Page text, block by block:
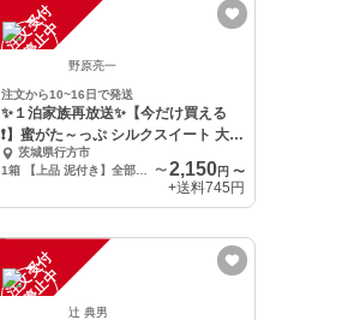
注
文
受
付
停
止
中
野原亮一
注文から10~16日で発送
✨１泊家族再放送✨【今だけ買える
❗】蜜がた～っぷ シルクスイート 大き
さ色々
茨城県行方市
〜2,150円 〜
+送料745円
注
文
受
付
停
止
中
辻 典男